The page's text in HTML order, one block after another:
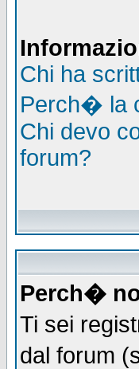
Chi ha
Perch� la
Chi devo
forum?
Perch�
Ti sei
dal forum